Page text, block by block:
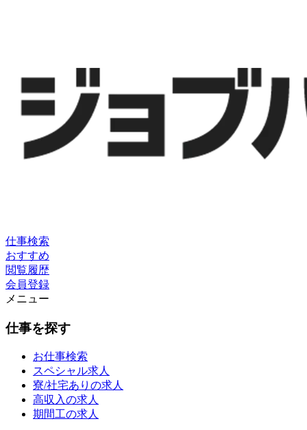
仕事検索
おすすめ
閲覧履歴
会員登録
メニュー
仕事を探す
お仕事検索
スペシャル求人
寮/社宅ありの求人
高収入の求人
期間工の求人